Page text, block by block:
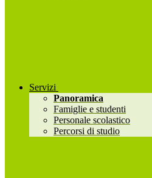
Servizi
Panoramica
Famiglie e studenti
Personale scolastico
Percorsi di studio